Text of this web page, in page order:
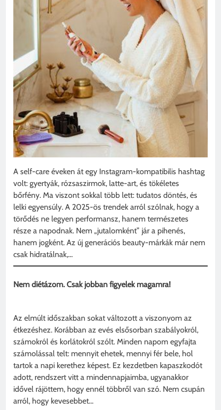
A self-care éveken át egy Instagram-kompatibilis hashtag
volt: gyertyák, rózsaszirmok, latte-art, és tökéletes
bőrfény. Ma viszont sokkal több lett: tudatos döntés, és
lelki egyensúly. A 2025-ös trendek arról szólnak, hogy a
törődés ne legyen performansz, hanem természetes
része a napodnak. Nem „jutalomként” jár a pihenés,
hanem jogként. Az új generációs beauty-márkák már nem
csak hidratálnak,…
Nem diétázom. Csak jobban figyelek magamra!
Az elmúlt időszakban sokat változott a viszonyom az
étkezéshez. Korábban az evés elsősorban szabályokról,
számokról és korlátokról szólt. Minden napom egyfajta
számolással telt: mennyit ehetek, mennyi fér bele, hol
tartok a napi kerethez képest. Ez kezdetben kapaszkodót
adott, rendszert vitt a mindennapjaimba, ugyanakkor
idővel rájöttem, hogy ennél többről van szó. Nem csupán
arról, hogy kevesebbet…